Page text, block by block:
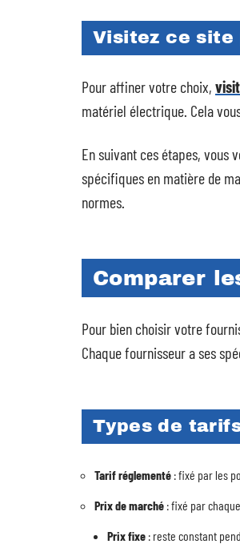
Visitez ce site
Pour affiner votre choix,
matériel électrique. Cela
En suivant ces étapes, vous
spécifiques en matière de
normes.
Comparer
Pour bien choisir votre
Chaque fournisseur a ses
Types de
Tarif réglementé : fixé par les
Prix de marché : fixé par
Prix fixe : reste constant